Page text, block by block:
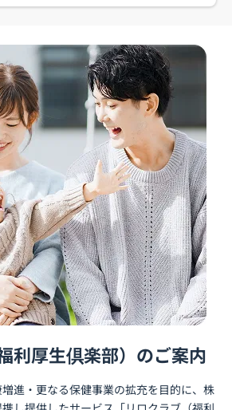
利厚生倶楽部）のご案内
進・更なる保健事業の拡充を目的に、株